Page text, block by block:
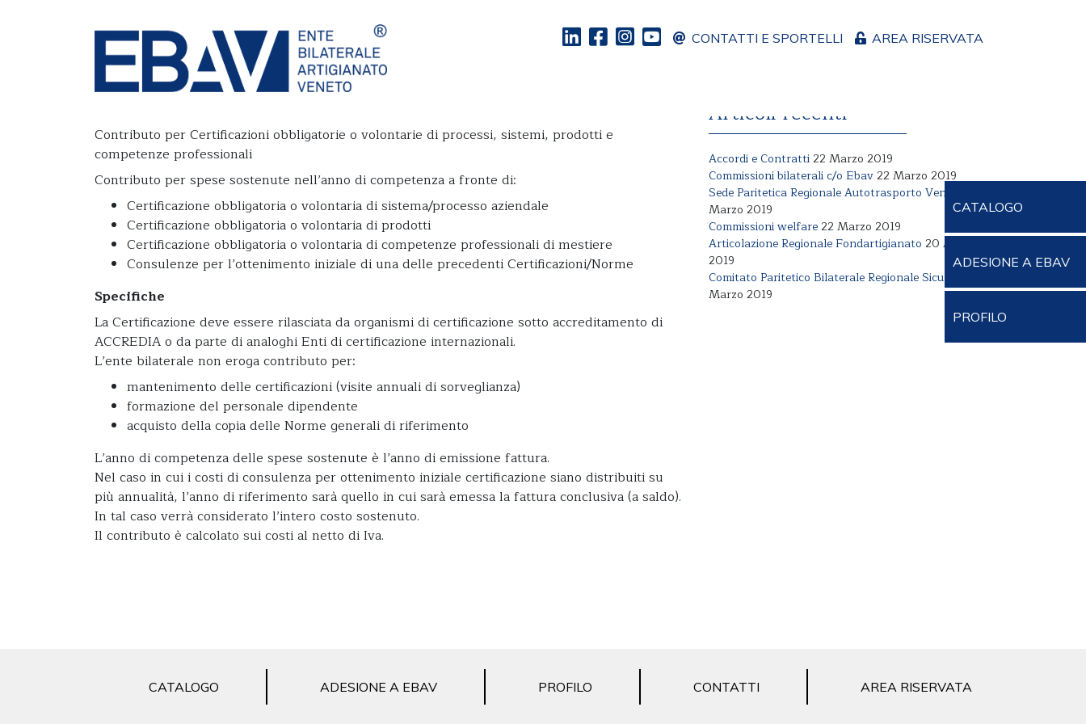
CATALOGO
ADESIONE A EBAV
PROFILO
CONTATTI E SPORTELLI AREA RISERVATA
Sostegno alla qualità
Contributo per Certificazioni obbligatorie o volontarie di processi, sistemi, prodotti e
competenze professionali
Contributo per spese sostenute nell’anno di competenza a fronte di:
Certificazione obbligatoria o volontaria di sistema/processo aziendale
Certificazione obbligatoria o volontaria di prodotti
Certificazione obbligatoria o volontaria di competenze professionali di mestiere
Consulenze per l’ottenimento iniziale di una delle precedenti Certificazioni/Norme
Specifiche
La Certificazione deve essere rilasciata da organismi di certificazione sotto accreditamento di
ACCREDIA o da parte di analoghi Enti di certificazione internazionali.
L’ente bilaterale non eroga contributo per:
mantenimento delle certificazioni (visite annuali di sorveglianza)
formazione del personale dipendente
acquisto della copia delle Norme generali di riferimento
L’anno di competenza delle spese sostenute è l’anno di emissione fattura.
Nel caso in cui i costi di consulenza per ottenimento iniziale certificazione siano distribuiti su
più annualità, l’anno di riferimento sarà quello in cui sarà emessa la fattura conclusiva (a saldo).
In tal caso verrà considerato l’intero costo sostenuto.
Il contributo è calcolato sui costi al netto di Iva.
Articoli recenti
Accordi e Contratti22 Marzo 2019
Commissioni bilaterali c/o Ebav22 Marzo 2019
Sede Paritetica Regionale Autotrasporto Veneto
Marzo 2019
Commissioni welfare22 Marzo 2019
Articolazione Regionale Fondartigianato 20 Marzo
2019
Comitato Paritetico Bilaterale Regionale Sicurezza
Marzo 2019
CATALOGO ADESIONE A EBAV PROFILO CONTATTI AREA RISERVATA